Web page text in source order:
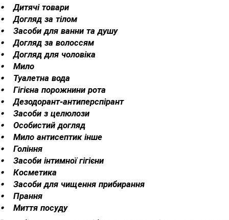
⦁ Дитячі товари
⦁ Догляд за тілом
⦁ Засоби для ванни та душу
⦁ Догляд за волоссям
⦁ Догляд для чоловіка
⦁ Мило
⦁ Туалетна вода
⦁ Гігієна порожнини рота
⦁ Дезодорант-антиперспірант
⦁ Засоби з целюлози
⦁ Особистий догляд
⦁ Мило антисептик інше
⦁ Гоління
⦁ Засоби інтимної гігієни
⦁ Косметика
⦁ Засоби для чищення прибирання
⦁ Прання
⦁ Миття посуду